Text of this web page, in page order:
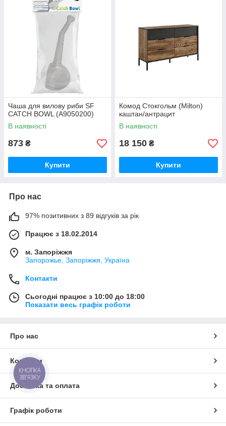
Чаша для вилову риби SF
CATCH BOWL (A9050200)
В наявності
873 ₴
Купити
Комод Стокгольм (Milton)
каштан/антрацит
В наявності
18 150 ₴
Купити
Про нас
97% позитивних з 89 відгуків за рік
Працює з 18.02.2014
м. Запоріжжя
Запорожье, Запоріжжя, Україна
Контакти
Сьогодні працює з 10:00 до 18:00
Показати весь графік роботи
Про нас
Контакти
Доставка та оплата
Графік роботи
КНОПКА
ЗВ'ЯЗКУ